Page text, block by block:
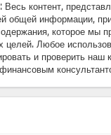
: Весь контент,
общей информации,
которое
Любое
и проверить